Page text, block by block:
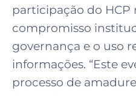
participação do HCP
compromisso
governança e o uso
informações. “Este
processo de